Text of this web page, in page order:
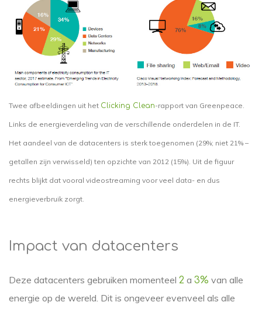
Twee afbeeldingen uit het Clicking Clean-rapport van Greenpeace.
Links de energieverdeling van de verschillende onderdelen in de IT.
Het aandeel van de datacenters is sterk toegenomen (29%; niet 21% –
getallen zijn verwisseld) ten opzichte van 2012 (15%). Uit de figuur
rechts blijkt dat vooral videostreaming voor veel data- en dus
energieverbruik zorgt.
Impact van datacenters
Deze datacenters gebruiken momenteel 2 a 3% van alle
energie op de wereld. Dit is ongeveer evenveel als alle